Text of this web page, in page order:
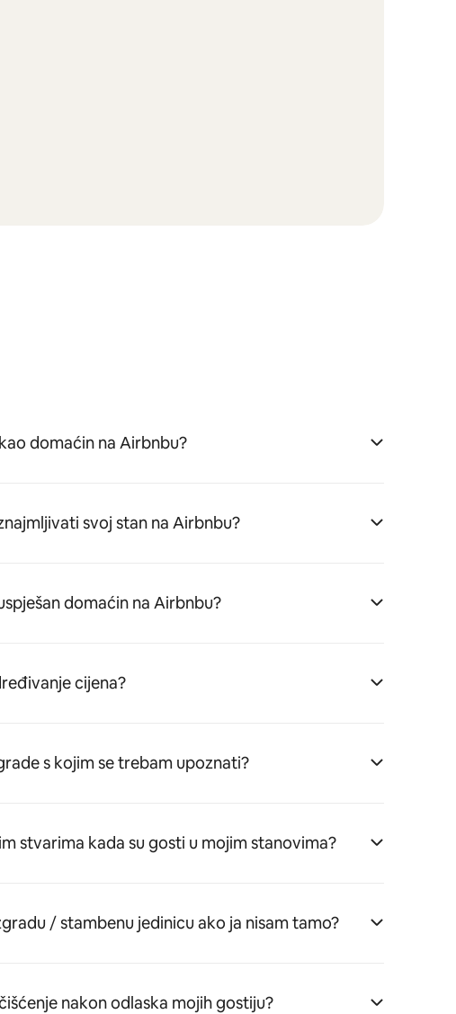
domaćin na Airbnbu?
svoj stan na Airbnbu?
domaćin na Airbnbu?
cijena?
s kojim se trebam upoznati?
stvarima kada su gosti u mojim stanovima?
/ stambenu jedinicu ako ja nisam tamo?
nakon odlaska mojih gostiju?